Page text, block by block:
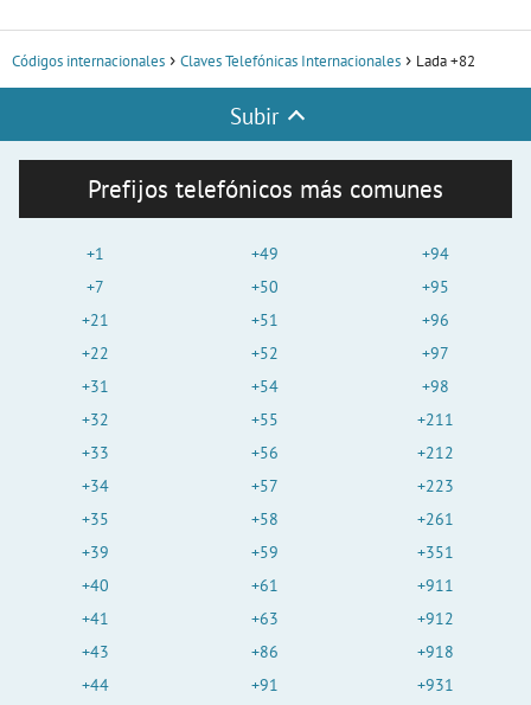
Códigos internacionales Claves Telefónicas Internacionales Lada +82
Subir
Prefijos telefónicos más comunes
+1
+7
+21
+22
+31
+32
+33
+34
+35
+39
+40
+41
+43
+44
+49
+50
+51
+52
+54
+55
+56
+57
+58
+59
+61
+63
+86
+91
+94
+95
+96
+97
+98
+211
+212
+223
+261
+351
+911
+912
+918
+931